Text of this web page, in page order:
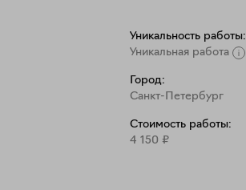
Уникальность работы:
Уникальная работа
Город:
Санкт-Петербург
Стоимость работы:
4 150 ₽